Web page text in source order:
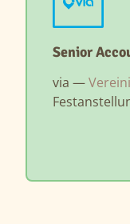
Senior
via —